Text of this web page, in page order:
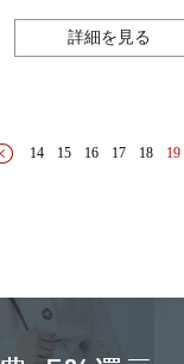
詳細を見る
14 15 16 17 18 19